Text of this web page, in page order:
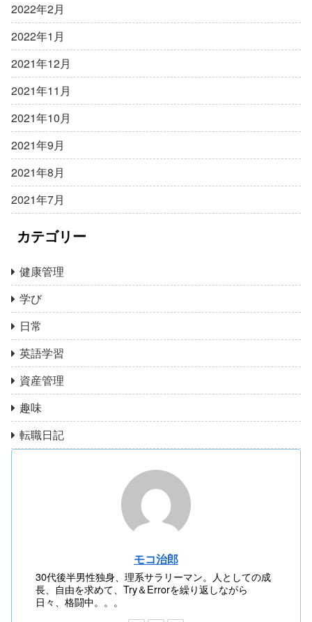
2022年2月
2022年1月
2021年12月
2021年11月
2021年10月
2021年9月
2021年8月
2021年7月
カテゴリー
健康管理
学び
日常
英語学習
資産管理
趣味
転職日記
モコ治郎
30代後半男性独身、理系サラリーマン。人としての成
長、自由を求めて、Try＆Errorを繰り返しながら
日々、格闘中。。。